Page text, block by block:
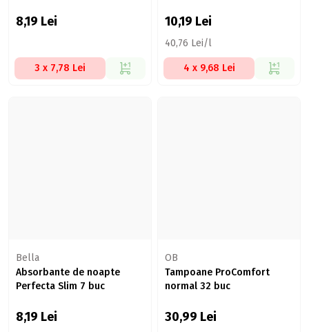
8,19 Lei
3 x 7,78 Lei
10,19 Lei
40,76 Lei/l
4 x 9,68 Lei
Bella
Absorbante de noapte
Perfecta Slim 7 buc
8,19 Lei
OB
Tampoane ProComfort
normal 32 buc
30,99 Lei